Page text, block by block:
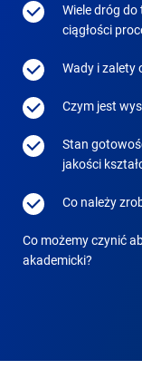
Wiele dróg
ciągłości
Wady i zalety
Czym jest
Stan
jakości
Co należy
Co możemy czynić
akademicki?